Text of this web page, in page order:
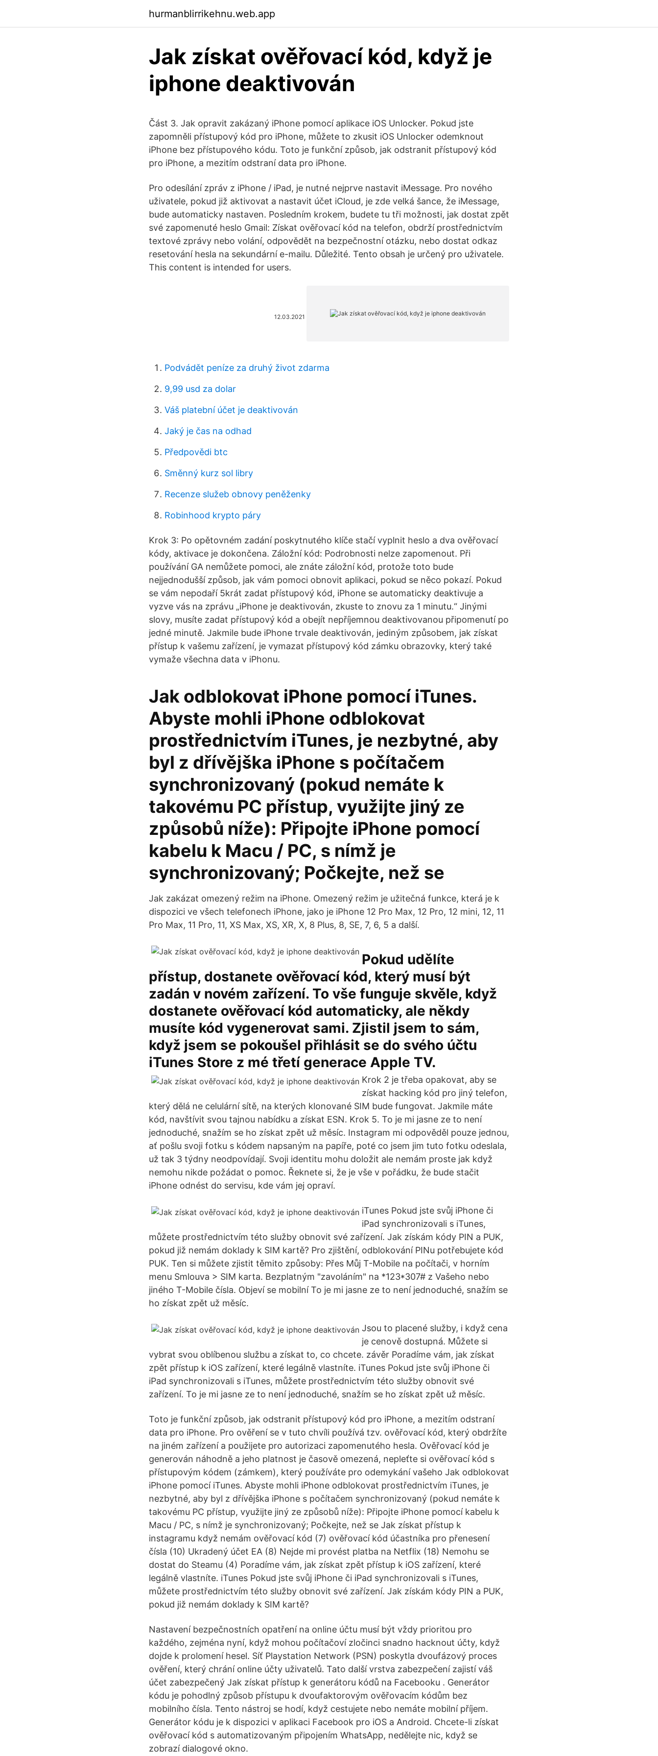
hurmanblirrikehnu.web.app
Jak získat ověřovací kód, když je
iphone deaktivován
Část 3. Jak opravit zakázaný iPhone pomocí aplikace iOS Unlocker. Pokud jste
zapomněli přístupový kód pro iPhone, můžete to zkusit iOS Unlocker odemknout
iPhone bez přístupového kódu. Toto je funkční způsob, jak odstranit přístupový kód
pro iPhone, a mezitím odstraní data pro iPhone.
Pro odesílání zpráv z iPhone / iPad, je nutné nejprve nastavit iMessage. Pro nového
uživatele, pokud již aktivovat a nastavit účet iCloud, je zde velká šance, že iMessage,
bude automaticky nastaven. Posledním krokem, budete tu tři možnosti, jak dostat zpět
své zapomenuté heslo Gmail: Získat ověřovací kód na telefon, obdrží prostřednictvím
textové zprávy nebo volání, odpovědět na bezpečnostní otázku, nebo dostat odkaz
resetování hesla na sekundární e-mailu. Důležité. Tento obsah je určený pro uživatele.
This content is intended for users.
12.03.2021
Podvádět peníze za druhý život zdarma
9,99 usd za dolar
Váš platební účet je deaktivován
Jaký je čas na odhad
Předpovědi btc
Směnný kurz sol libry
Recenze služeb obnovy peněženky
Robinhood krypto páry
Krok 3: Po opětovném zadání poskytnutého klíče stačí vyplnit heslo a dva ověřovací
kódy, aktivace je dokončena. Záložní kód: Podrobnosti nelze zapomenout. Při
používání GA nemůžete pomoci, ale znáte záložní kód, protože toto bude
nejjednodušší způsob, jak vám pomoci obnovit aplikaci, pokud se něco pokazí. Pokud
se vám nepodaří 5krát zadat přístupový kód, iPhone se automaticky deaktivuje a
vyzve vás na zprávu „iPhone je deaktivován, zkuste to znovu za 1 minutu.“ Jinými
slovy, musíte zadat přístupový kód a obejít nepříjemnou deaktivovanou připomenutí po
jedné minutě. Jakmile bude iPhone trvale deaktivován, jediným způsobem, jak získat
přístup k vašemu zařízení, je vymazat přístupový kód zámku obrazovky, který také
vymaže všechna data v iPhonu.
Jak odblokovat iPhone pomocí iTunes.
Abyste mohli iPhone odblokovat
prostřednictvím iTunes, je nezbytné, aby
byl z dřívějška iPhone s počítačem
synchronizovaný (pokud nemáte k
takovému PC přístup, využijte jiný ze
způsobů níže): Připojte iPhone pomocí
kabelu k Macu / PC, s nímž je
synchronizovaný; Počkejte, než se
Jak zakázat omezený režim na iPhone. Omezený režim je užitečná funkce, která je k
dispozici ve všech telefonech iPhone, jako je iPhone 12 Pro Max, 12 Pro, 12 mini, 12, 11
Pro Max, 11 Pro, 11, XS Max, XS, XR, X, 8 Plus, 8, SE, 7, 6, 5 a další.
Pokud udělíte
přístup, dostanete ověřovací kód, který musí být
zadán v novém zařízení. To vše funguje skvěle, když
dostanete ověřovací kód automaticky, ale někdy
musíte kód vygenerovat sami. Zjistil jsem to sám,
když jsem se pokoušel přihlásit se do svého účtu
iTunes Store z mé třetí generace Apple TV.
Krok 2 je třeba opakovat, aby se
získat hacking kód pro jiný telefon,
který dělá ne celulární sítě, na kterých klonované SIM bude fungovat. Jakmile máte
kód, navštívit svou tajnou nabídku a získat ESN. Krok 5. To je mi jasne ze to není
jednoduché, snažím se ho získat zpět už měsíc. Instagram mi odpověděl pouze jednou,
ať pošlu svoji fotku s kódem napsaným na papíře, poté co jsem jim tuto fotku odeslala,
už tak 3 týdny neodpovídají. Svoji identitu mohu doložit ale nemám proste jak když
nemohu nikde požádat o pomoc. Řeknete si, že je vše v pořádku, že bude stačit
iPhone odnést do servisu, kde vám jej opraví.
iTunes Pokud jste svůj iPhone či
iPad synchronizovali s iTunes,
můžete prostřednictvím této služby obnovit své zařízení. Jak získám kódy PIN a PUK,
pokud již nemám doklady k SIM kartě? Pro zjištění, odblokování PINu potřebujete kód
PUK. Ten si můžete zjistit těmito způsoby: Přes Můj T-Mobile na počítači, v horním
menu Smlouva > SIM karta. Bezplatným "zavoláním" na *123*307# z Vašeho nebo
jiného T-Mobile čísla. Objeví se mobilní To je mi jasne ze to není jednoduché, snažím se
ho získat zpět už měsíc.
Jsou to placené služby, i když cena
je cenově dostupná. Můžete si
vybrat svou oblíbenou službu a získat to, co chcete. závěr Poradíme vám, jak získat
zpět přístup k iOS zařízení, které legálně vlastníte. iTunes Pokud jste svůj iPhone či
iPad synchronizovali s iTunes, můžete prostřednictvím této služby obnovit své
zařízení. To je mi jasne ze to není jednoduché, snažím se ho získat zpět už měsíc.
Toto je funkční způsob, jak odstranit přístupový kód pro iPhone, a mezitím odstraní
data pro iPhone. Pro ověření se v tuto chvíli používá tzv. ověřovací kód, který obdržíte
na jiném zařízení a použijete pro autorizaci zapomenutého hesla. Ověřovací kód je
generován náhodně a jeho platnost je časově omezená, nepleťte si ověřovací kód s
přístupovým kódem (zámkem), který používáte pro odemykání vašeho Jak odblokovat
iPhone pomocí iTunes. Abyste mohli iPhone odblokovat prostřednictvím iTunes, je
nezbytné, aby byl z dřívějška iPhone s počítačem synchronizovaný (pokud nemáte k
takovému PC přístup, využijte jiný ze způsobů níže): Připojte iPhone pomocí kabelu k
Macu / PC, s nímž je synchronizovaný; Počkejte, než se Jak získat přístup k
instagramu když nemám ověřovací kód (7) ověřovací kód účastníka pro přenesení
čísla (10) Ukradený účet EA (8) Nejde mi provést platba na Netflix (18) Nemohu se
dostat do Steamu (4) Poradíme vám, jak získat zpět přístup k iOS zařízení, které
legálně vlastníte. iTunes Pokud jste svůj iPhone či iPad synchronizovali s iTunes,
můžete prostřednictvím této služby obnovit své zařízení. Jak získám kódy PIN a PUK,
pokud již nemám doklady k SIM kartě?
Nastavení bezpečnostních opatření na online účtu musí být vždy prioritou pro
každého, zejména nyní, když mohou počítačoví zločinci snadno hacknout účty, když
dojde k prolomení hesel. Síť Playstation Network (PSN) poskytla dvoufázový proces
ověření, který chrání online účty uživatelů. Tato další vrstva zabezpečení zajistí váš
účet zabezpečený Jak získat přístup k generátoru kódů na Facebooku . Generátor
kódu je pohodlný způsob přístupu k dvoufaktorovým ověřovacím kódům bez
mobilního čísla. Tento nástroj se hodí, když cestujete nebo nemáte mobilní příjem.
Generátor kódu je k dispozici v aplikaci Facebook pro iOS a Android. Chcete-li získat
ověřovací kód s automatizovaným připojením WhatsApp, nedělejte nic, když se
zobrazí dialogové okno.